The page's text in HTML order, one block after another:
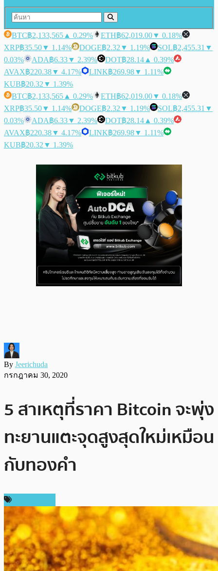
BTC฿2,133,565 ▲ 0.29% ETH฿62,019.00▼ 0.18%
XRP฿35.50▼ 1.14% DOGE฿2.32 ▼ 1.19% SOL฿2,455.31 ▼
0.03%
ADA฿6.33▼ 2.39% DOT฿28.14 ▲ 0.39%
AVAX฿220.38▼ 4.17% LINK฿269.98▼ 1.11%
KUB฿20.32 ▼ 1.39%
BTC฿2,133,565 ▲ 0.29% ETH฿62,019.00▼ 0.18%
XRP฿35.50▼ 1.14% DOGE฿2.32 ▼ 1.19% SOL฿2,455.31 ▼
0.03%
ADA฿6.33▼ 2.39% DOT฿28.14 ▲ 0.39%
AVAX฿220.38▼ 4.17% LINK฿269.98▼ 1.11%
KUB฿20.32 ▼ 1.39%
By Jeerichuda
กรกฎาคม 30, 2020
5 สาเหตุที่ราคา Bitcoin จะพุ่ง
ทะยานแตะจุดสูงสุดใหม่เหมือน
กับทองคำ